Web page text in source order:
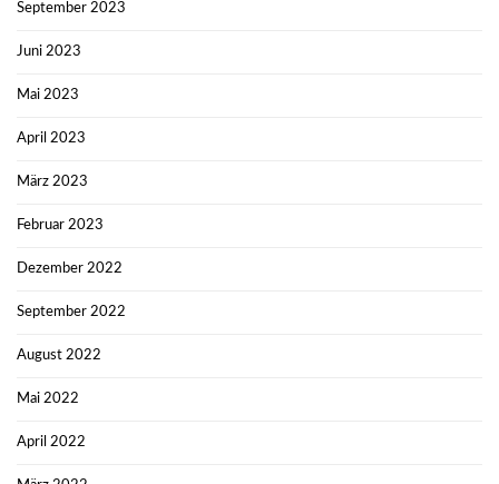
September 2023
Juni 2023
Mai 2023
April 2023
März 2023
Februar 2023
Dezember 2022
September 2022
August 2022
Mai 2022
April 2022